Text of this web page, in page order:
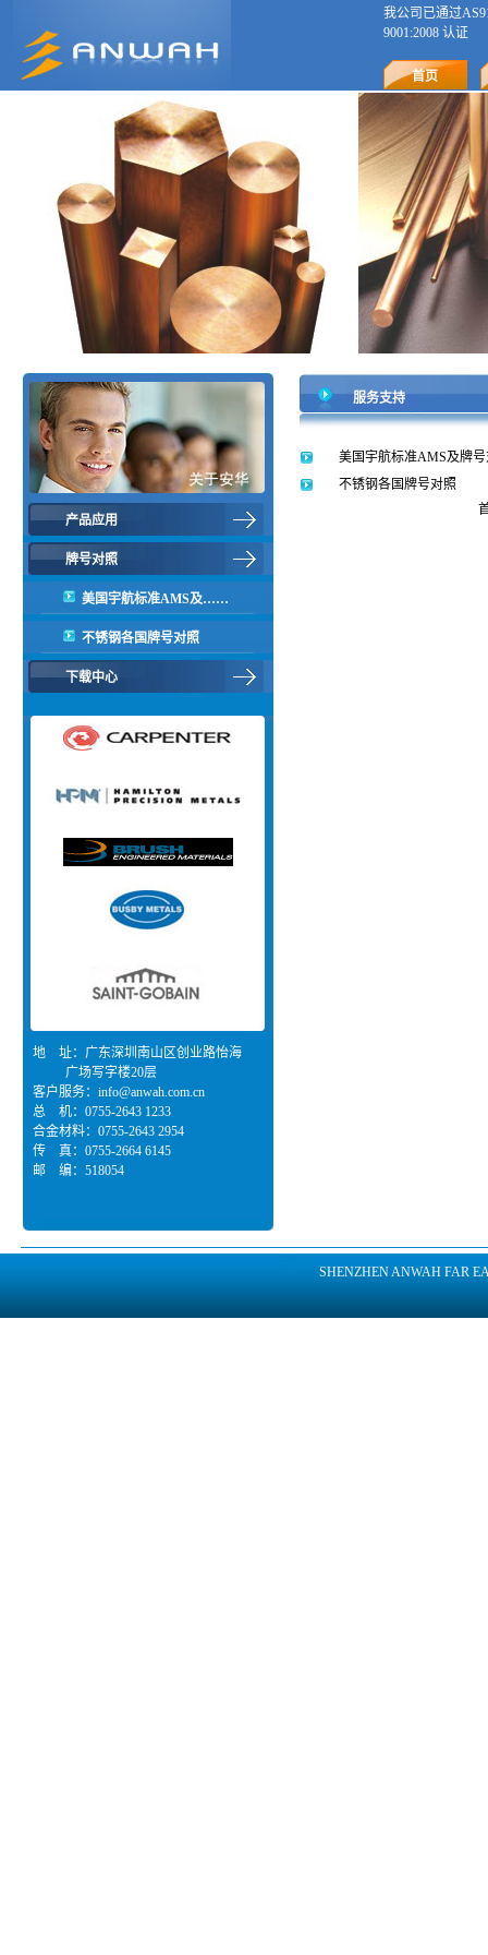
我公司已通过
9001:2008 认证
首页
产品应用
牌号对照
美国宇航标准AMS及……
不锈钢各国牌号对照
下载中心
地 址：广东深圳南山区创业路怡海
广场写字楼20层
客户服务：info@anwah.com.cn
总 机：0755-2643 1233
合金材料：0755-2643 2954
传 真：0755-2664 6145
邮 编：518054
服务支持
美国宇航标准AMS及牌
不锈钢各国牌号对照
SHENZHEN ANWAH FAR